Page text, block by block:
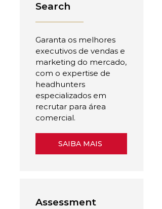
Search
Garanta os melhores
executivos de vendas e
marketing do mercado,
com o expertise de
headhunters
especializados em
recrutar para área
comercial.
SAIBA MAIS
Assessment